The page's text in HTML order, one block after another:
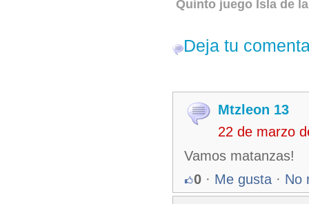
Quinto juego Isla de
Deja tu
Mtzleon 13
22 de marzo
Vamos matanzas!
0 · Me gusta · No